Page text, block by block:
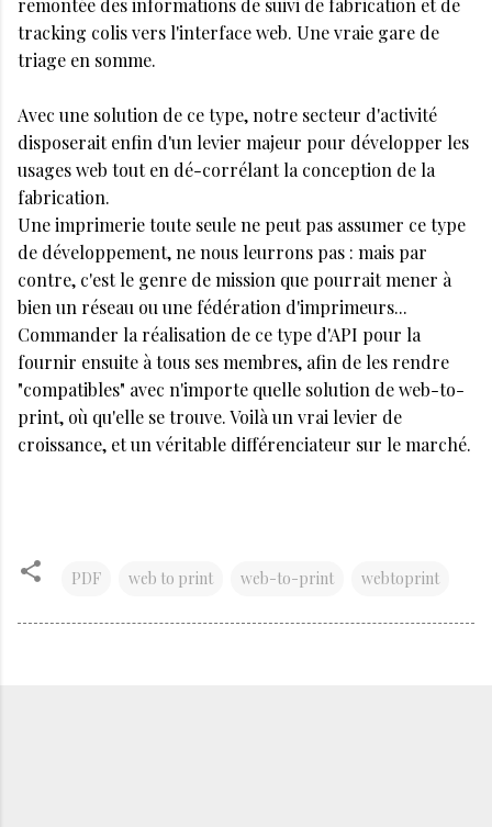
remontée des informations de suivi de fabrication et de
tracking colis vers l'interface web. Une vraie gare de
triage en somme.
Avec une solution de ce type, notre secteur d'activité
disposerait enfin d'un levier majeur pour développer les
usages web tout en dé-corrélant la conception de la
fabrication.
Une imprimerie toute seule ne peut pas assumer ce type
de développement, ne nous leurrons pas : mais par
contre, c'est le genre de mission que pourrait mener à
bien un réseau ou une fédération d'imprimeurs...
Commander la réalisation de ce type d'API pour la
fournir ensuite à tous ses membres, afin de les rendre
"compatibles" avec n'importe quelle solution de web-to-
print, où qu'elle se trouve. Voilà un vrai levier de
croissance, et un véritable différenciateur sur le marché.
PDF web to print web-to-print webtoprint